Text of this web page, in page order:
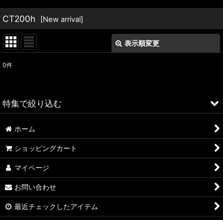
CT200h [New arrival]
表示順変更
並び順:
0件
特集で絞り込む
ALFA ROMEO > 156
ALFA ROMEO > 147
ALFA ROMEO > 159
A4
ホーム
ショッピングカート
マイページ
お問い合わせ
最近チェックしたアイテム